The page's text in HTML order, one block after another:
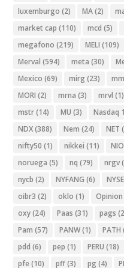
luxemburgo (2) MA(2)
market cap (110) mcd (5)
megafono (219) MELI (109)
Merval (594) meta (30)
Mexico (69) mirg (23)
MORI (2) mrna (3) mrvl (1)
mstr(14) MU (3) Nasdaq
NDX(388) Nem (24) NET
nifty50 (1) nikkei (11) NIO
noruega (5) nq (79) nrgv
nycb (2) NYFANG (6) NYSE
oibr3 (2) oklo (1) Opinion
oxy(24) Paas (31) pags
Pam (57) PANW(1) PATH
pdd (6) pep (1) PERU (18)
pfe (10) pff(3) pg (4)